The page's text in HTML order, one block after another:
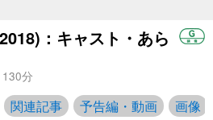
：キャスト・あら
分
関連記事 予告編・動画 画像